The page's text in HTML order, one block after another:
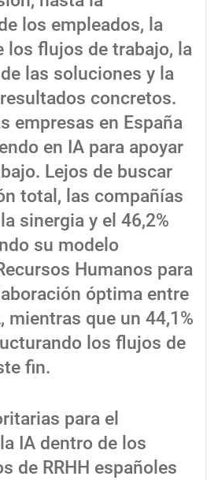
los empleados, la
los flujos de trabajo, la
las soluciones y la
concretos.
empresas en España
en IA para apoyar
Lejos de buscar
total, las compañías
sinergia y el 46,2%
su modelo
Humanos para
óptima entre
mientras que un 44,1%
los flujos de
fin.
para el
IA dentro de los
de RRHH españoles